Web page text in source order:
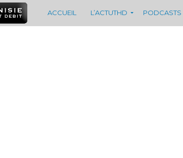
ACCUEIL L’ACTUTHD PODCASTS